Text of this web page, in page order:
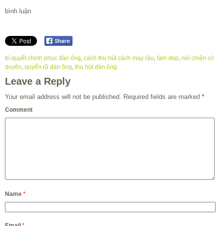
bình luận
bí quyết chinh phục đàn ông cách thu hút cách mày râu làm đẹp nói chiện có
duyên quyến rũ đàn ông thu hút đàn ông
Leave a Reply
Your email address will not be published. Required fields are marked *
Comment
Name *